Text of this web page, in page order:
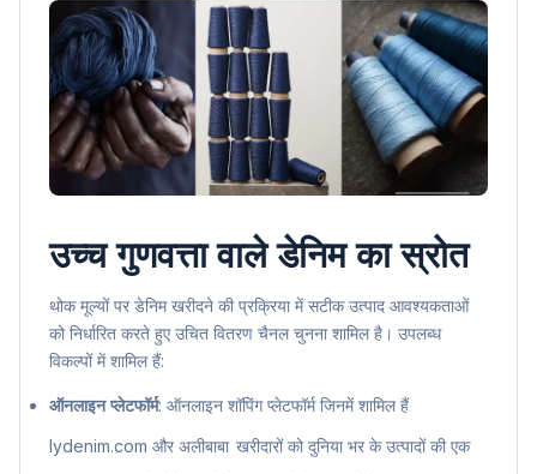
उच्च गुणवत्ता वाले डेनिम का स्रोत
थोक मूल्यों पर डेनिम खरीदने की प्रक्रिया में सटीक उत्पाद आवश्यकताओं
को निर्धारित करते हुए उचित वितरण चैनल चुनना शामिल है। उपलब्ध
विकल्पों में शामिल हैं:
ऑनलाइन प्लेटफॉर्म: ऑनलाइन शॉपिंग प्लेटफॉर्म जिनमें शामिल हैं
lydenim.com और अलीबाबा खरीदारों को दुनिया भर के उत्पादों की एक